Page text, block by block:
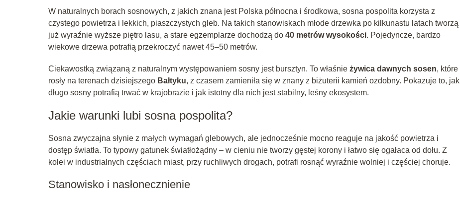
W naturalnych borach sosnowych, z jakich znana jest Polska północna i środkowa, sosna pospolita korzysta z
czystego powietrza i lekkich, piaszczystych gleb. Na takich stanowiskach młode drzewka po kilkunastu latach tworzą
już wyraźnie wyższe piętro lasu, a stare egzemplarze dochodzą do 40 metrów wysokości. Pojedyncze, bardzo
wiekowe drzewa potrafią przekroczyć nawet 45–50 metrów.
Ciekawostką związaną z naturalnym występowaniem sosny jest bursztyn. To właśnie żywica dawnych sosen, które
rosły na terenach dzisiejszego Bałtyku, z czasem zamieniła się w znany z biżuterii kamień ozdobny. Pokazuje to, jak
długo sosny potrafią trwać w krajobrazie i jak istotny dla nich jest stabilny, leśny ekosystem.
Jakie warunki lubi sosna pospolita?
Sosna zwyczajna słynie z małych wymagań glebowych, ale jednocześnie mocno reaguje na jakość powietrza i
dostęp światła. To typowy gatunek światłożądny – w cieniu nie tworzy gęstej korony i łatwo się ogałaca od dołu. Z
kolei w industrialnych częściach miast, przy ruchliwych drogach, potrafi rosnąć wyraźnie wolniej i częściej choruje.
Stanowisko i nasłonecznienie